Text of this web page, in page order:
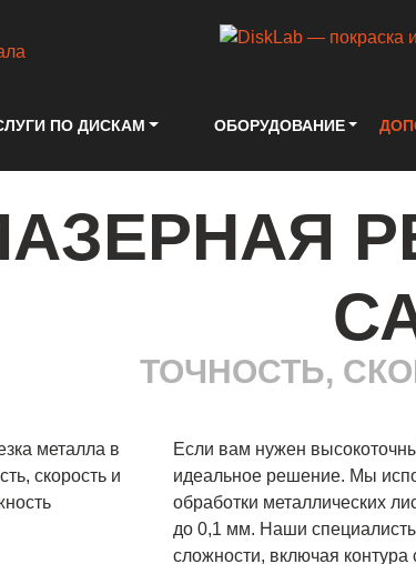
ПО ДИСКАМ ОБОРУДОВАНИЕ
ТОЧНОСТЬ,
Если вам нужен
идеальное решение. Мы
обработки металлических
до 0,1 мм. Наши
сложности, включая